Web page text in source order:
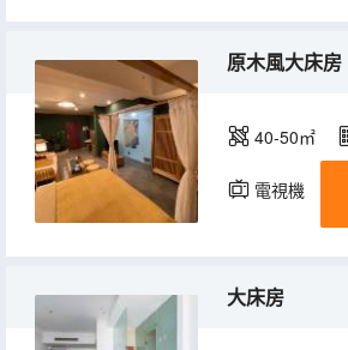
原木風大床房
40-50㎡
電視機
大床房